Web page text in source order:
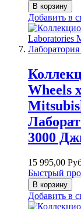
В корзину
Добавить в
Wheels
3000
15 995,00
Быстрый
В корзину
Добавить в